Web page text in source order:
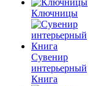
Ключницы
Сувенир
интерьерный
Книга